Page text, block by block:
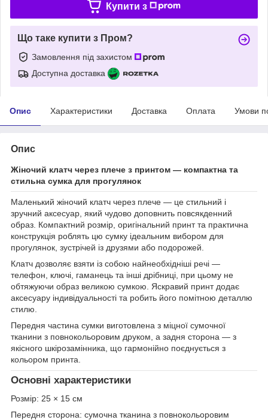
Купити з
Що таке купити з Пром?
Замовлення під захистом
Доступна доставка
Опис Характеристики Доставка Оплата Умови
Опис
Жіночий клатч через плече з принтом — компактна та
стильна сумка для прогулянок
Маленький жіночий клатч через плече — це стильний і
зручний аксесуар, який чудово доповнить повсякденний
образ. Компактний розмір, оригінальний принт та практична
конструкція роблять цю сумку ідеальним вибором для
прогулянок, зустрічей із друзями або подорожей.
Клатч дозволяє взяти із собою найнеобхідніші речі —
телефон, ключі, гаманець та інші дрібниці, при цьому не
обтяжуючи образ великою сумкою. Яскравий принт додає
аксесуару індивідуальності та робить його помітною деталлю
стилю.
Передня частина сумки виготовлена з міцної сумочної
тканини з повнокольоровим друком, а задня сторона — з
якісного шкірозамінника, що гармонійно поєднується з
кольором принта.
Основні характеристики
Розмір: 25 × 15 см
Передня сторона: сумочна тканина з повнокольоровим